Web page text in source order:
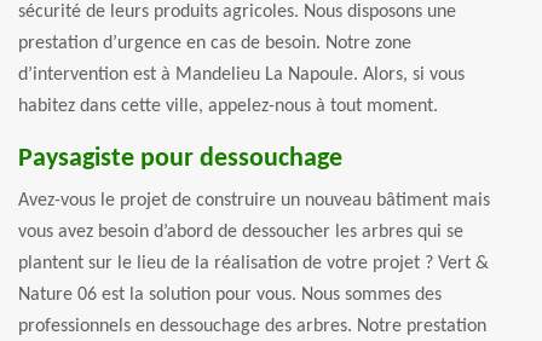
sécurité de leurs produits agricoles. Nous disposons une
prestation d’urgence en cas de besoin. Notre zone
d’intervention est à Mandelieu La Napoule. Alors, si vous
habitez dans cette ville, appelez-nous à tout moment.
Paysagiste pour dessouchage
Avez-vous le projet de construire un nouveau bâtiment mais
vous avez besoin d’abord de dessoucher les arbres qui se
plantent sur le lieu de la réalisation de votre projet ? Vert &
Nature 06 est la solution pour vous. Nous sommes des
professionnels en dessouchage des arbres. Notre prestation